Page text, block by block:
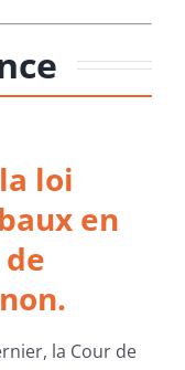
loi
en
de
la Cour de